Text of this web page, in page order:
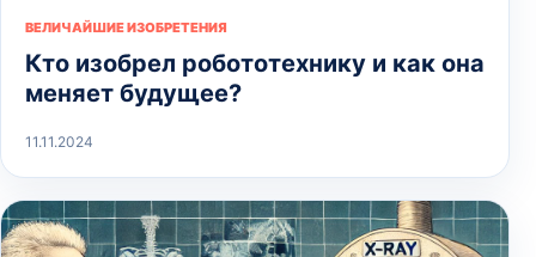
ВЕЛИЧАЙШИЕ ИЗОБРЕТЕНИЯ
Кто изобрел робототехнику и как она
меняет будущее?
11.11.2024